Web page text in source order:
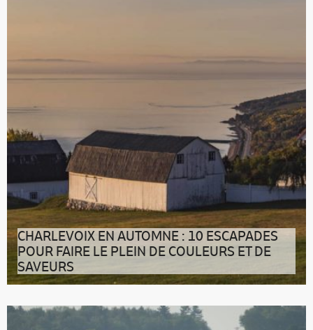
CHARLEVOIX EN AUTOMNE : 10 ESCAPADES
POUR FAIRE LE PLEIN DE COULEURS ET DE
SAVEURS
Une région, une saison, deux sources d’inspiration en